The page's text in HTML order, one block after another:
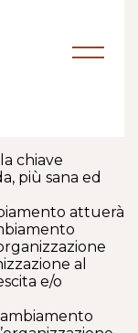
chiave
più sana ed
attuerà
al
e/o